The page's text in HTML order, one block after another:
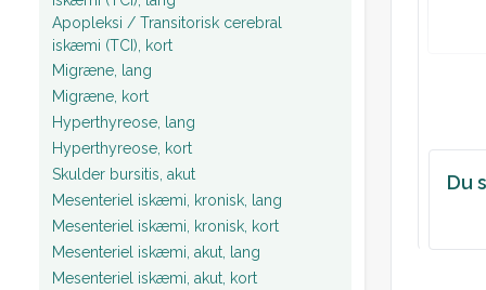
Apopleksi / Transitorisk cerebral
iskæmi (TCI), kort
Migræne, lang
Migræne, kort
Hyperthyreose, lang
Hyperthyreose, kort
Skulder bursitis, akut
Mesenteriel iskæmi, kronisk, lang
Mesenteriel iskæmi, kronisk, kort
Mesenteriel iskæmi, akut, lang
Mesenteriel iskæmi, akut, kort
Du